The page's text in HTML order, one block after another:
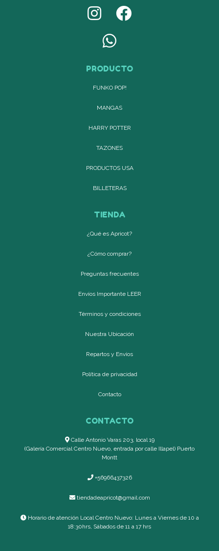
PRODUCTO
FUNKO POP!
MANGAS
HARRY POTTER
TAZONES
PRODUCTOS USA
BILLETERAS
TIENDA
¿Qué es Apricot?
¿Cómo comprar?
Preguntas frecuentes
Envíos Importante LEER
Términos y condiciones
Nuestra Ubicación
Repartos y Envíos
Política de privacidad
Contacto
CONTACTO
Calle Antonio Varas 203, local 19
(Galería Comercial Centro Nuevo, entrada por calle Illapel) Puerto
Montt
+56966437326
tiendadeapricot@gmail.com
Horario de atención Local Centro Nuevo: Lunes a Viernes de 10 a
18:30hrs, Sábados de 11 a 17 hrs